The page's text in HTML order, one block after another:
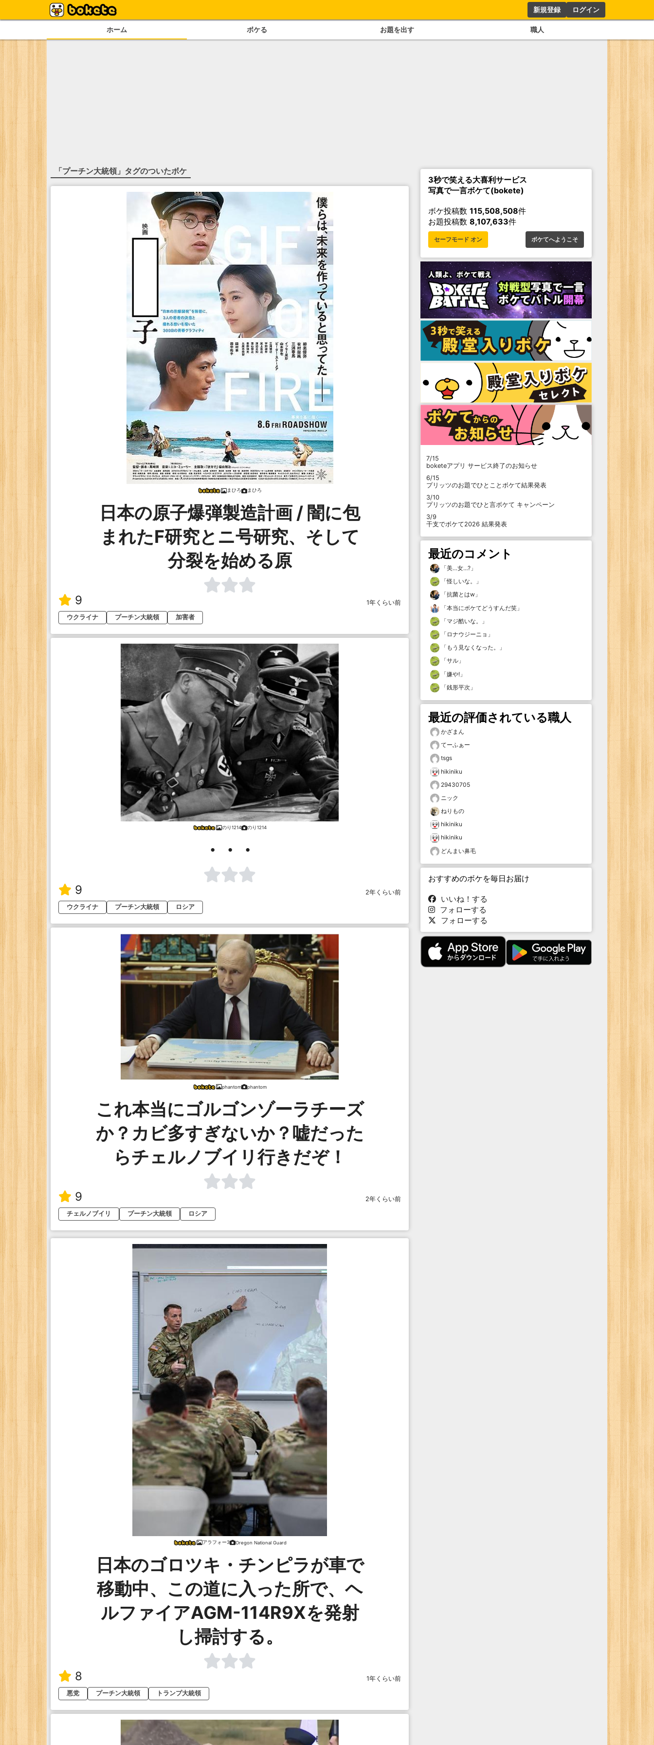
新規登録 ログイン
ホーム ボケる お題を出す 職人
「プーチン大統領 」タグのついたボケ
まひろ まひろ
日本の原子爆弾製造計画 / 闇に包
まれたF研究とニ号研究、そして
分裂を始める原
9
1年くらい前
ウクライナ
プーチン大統領 加害者
のり1214 のり1214
・・・
9
2年くらい前
ウクライナ
プーチン大統領 ロシア
phantom phantom
これ本当にゴルゴンゾーラチーズ
か？カビ多すぎないか？嘘だった
らチェルノブイリ行きだぞ！
9
2年くらい前
チェルノブイリ
プーチン大統領 ロシア
アラフォー3 Oregon National Guard
日本のゴロツキ・チンピラが車で
移動中、この道に入った所で、ヘ
ルファイアAGM-114R9Xを発射
し掃討する。
8
1年くらい前
悪党
プーチン大統領 トランプ大統領
3秒で笑える大喜利サービス
写真で一言ボケて(bokete)
ボケ投稿数 115,508,508件
お題投稿数 8,107,633件
セーフモード オン ボケてへようこそ
7/15
boketeアプリ サービス終了のお知らせ
6/15
プリッツのお題でひとことボケて結果発表
3/10
プリッツのお題でひと言ボケて キャンペーン
3/9
干支でボケて2026 結果発表
最近のコメント
「美…女…? 」
「怪しいな。
」
「抗菌とはw 」
「本当にボケてどうすんだ笑 」
「マジ酷いな。
」
「 ロナウジーニョ 」
「 もう見なくなった。
」
「サル 」
「嫌や! 」
「銭形平次 」
最近の評価されている職人
かざまん
てーふぁー
tsgs
hikiniku
29430705
ニック
ねりもの
hikiniku
hikiniku
どんまい鼻毛
おすすめのボケを毎日お届け
いいね！する
フォローする
フォローする